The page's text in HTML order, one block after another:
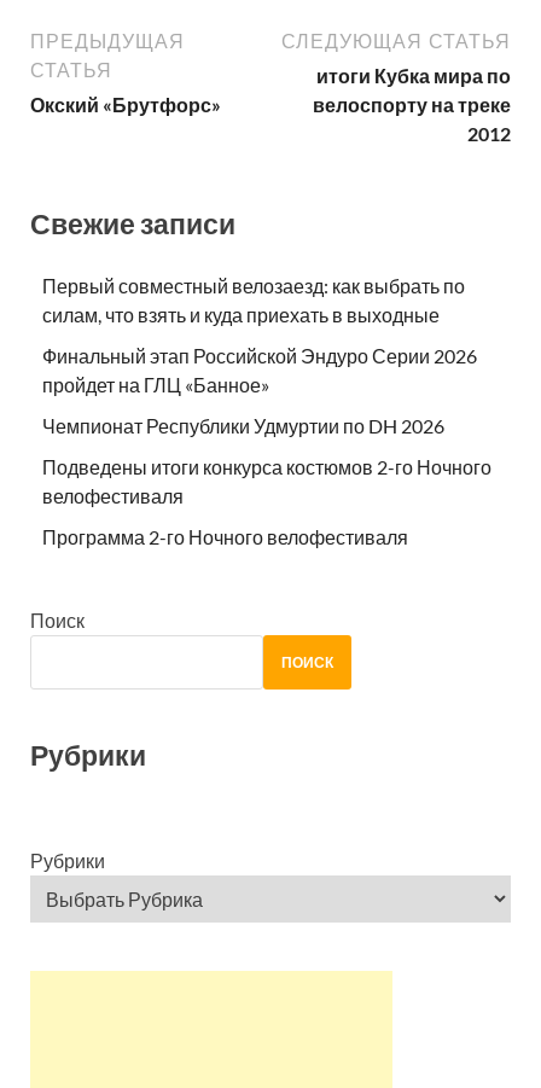
ПРЕДЫДУЩАЯ
СТАТЬЯ
Окский «Брутфорс»
СЛЕДУЮЩАЯ СТАТЬЯ
итоги Кубка мира по
велоспорту на треке
2012
Свежие записи
Первый совместный велозаезд: как выбрать по
силам, что взять и куда приехать в выходные
Финальный этап Российской Эндуро Серии 2026
пройдет на ГЛЦ «Банное»
Чемпионат Республики Удмуртии по DH 2026
Подведены итоги конкурса костюмов 2-го Ночного
велофестиваля
Программа 2-го Ночного велофестиваля
Поиск
ПОИСК
Рубрики
Рубрики